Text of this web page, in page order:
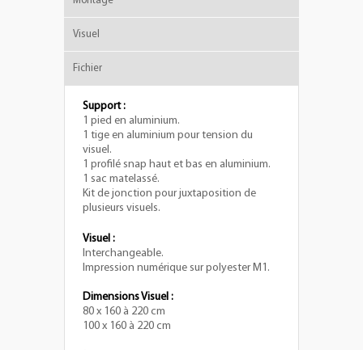
Visuel
Fichier
Support :
1 pied en aluminium.
1 tige en aluminium pour tension du
visuel.
1 profilé snap haut et bas en aluminium.
1 sac matelassé.
Kit de jonction pour juxtaposition de
plusieurs visuels.
Visuel :
Interchangeable.
Impression numérique sur polyester M1.
Dimensions Visuel :
80 x 160 à 220 cm
100 x 160 à 220 cm